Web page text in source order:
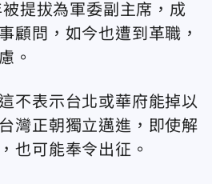
提拔為軍委副主席，成
顧問，如今也遭到革職，
。
不表示台北或華府能掉以
灣正朝獨立邁進，即使解
也可能奉令出征。